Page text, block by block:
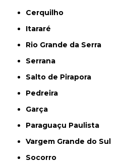
Cerquilho
Itararé
Rio Grande da Serra
Serrana
Salto de Pirapora
Pedreira
Garça
Paraguaçu Paulista
Vargem Grande do Sul
Socorro